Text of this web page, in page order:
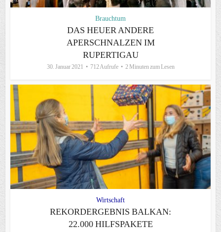
Brauchtum
DAS HEUER ANDERE
APERSCHNALZEN IM
RUPERTIGAU
30. Januar 2021 712 Aufrufe 2 Minuten zum Lesen
Wirtschaft
REKORDERGEBNIS BALKAN:
22.000 HILFSPAKETE